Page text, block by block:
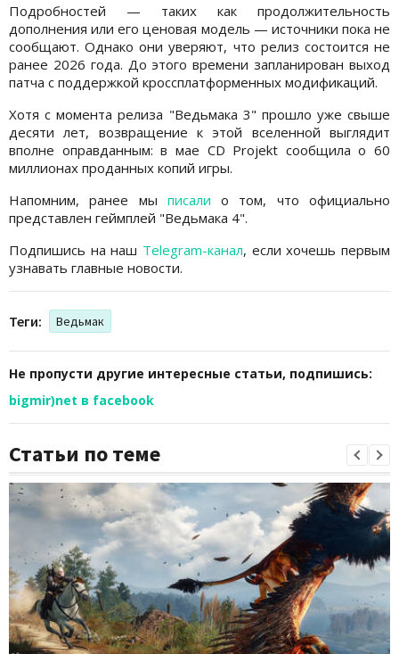
Подробностей — таких как продолжительность
дополнения или его ценовая модель — источники пока не
сообщают. Однако они уверяют, что релиз состоится не
ранее 2026 года. До этого времени запланирован выход
патча с поддержкой кроссплатформенных модификаций.
Хотя с момента релиза "Ведьмака 3" прошло уже свыше
десяти лет, возвращение к этой вселенной выглядит
вполне оправданным: в мае CD Projekt сообщила о 60
миллионах проданных копий игры.
Напомним, ранее мы писали о том, что официально
представлен геймплей "Ведьмака 4".
Подпишись на наш Telegram-канал, если хочешь первым
узнавать главные новости.
Теги: Ведьмак
Не пропусти другие интересные статьи, подпишись:
bigmir)net в facebook
Статьи по теме